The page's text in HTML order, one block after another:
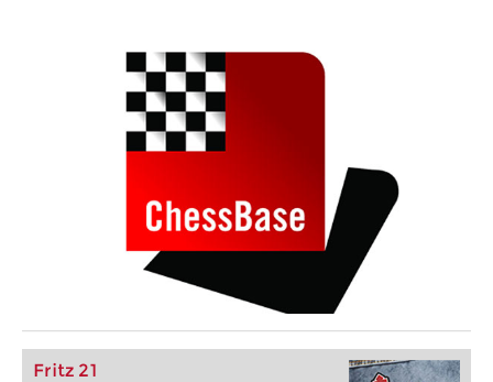
Fritz 21